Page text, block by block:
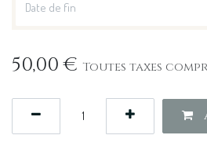
50,00€ Toutes taxes